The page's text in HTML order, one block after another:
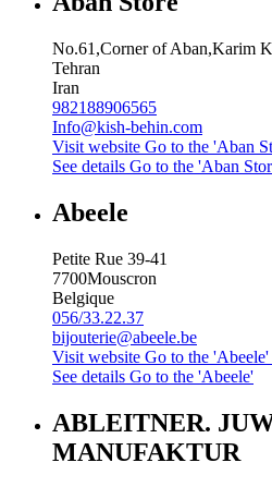
No.61,Corner of Aban,Karim
Tehran
Iran
982188906565
Info@kish-behin.com
Visit website Go to the 'Aban
See details Go to the 'Aban
Abeele
Petite Rue 39-41
7700Mouscron
Belgique
056/33.22.37
bijouterie@abeele.be
Visit website Go to the
See details Go to the 'Abeele'
ABLEITNER.
MANUFAKTUR